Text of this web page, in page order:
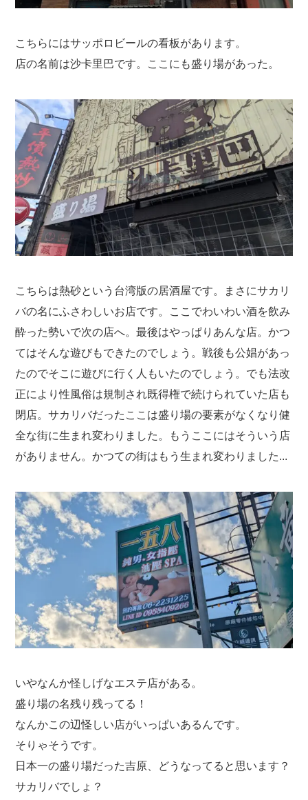
こちらにはサッポロビールの看板があります。
店の名前は沙卡里巴です。ここにも盛り場があった。
こちらは熱砂という台湾版の居酒屋です。まさにサカリ
バの名にふさわしいお店です。ここでわいわい酒を飲み
酔った勢いで次の店へ。最後はやっぱりあんな店。かつ
てはそんな遊びもできたのでしょう。戦後も公娼があっ
たのでそこに遊びに行く人もいたのでしょう。でも法改
正により性風俗は規制され既得権で続けられていた店も
閉店。サカリバだったここは盛り場の要素がなくなり健
全な街に生まれ変わりました。もうここにはそういう店
がありません。かつての街はもう生まれ変わりました...
いやなんか怪しげなエステ店がある。
盛り場の名残り残ってる！
なんかこの辺怪しい店がいっぱいあるんです。
そりゃそうです。
日本一の盛り場だった吉原、どうなってると思います？
サカリバでしょ？